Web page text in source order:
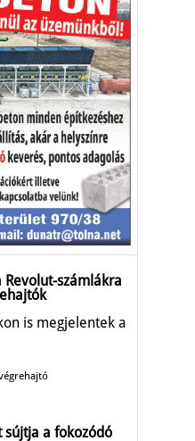
számlákra
is megjelentek a
sújtja a fokozódó